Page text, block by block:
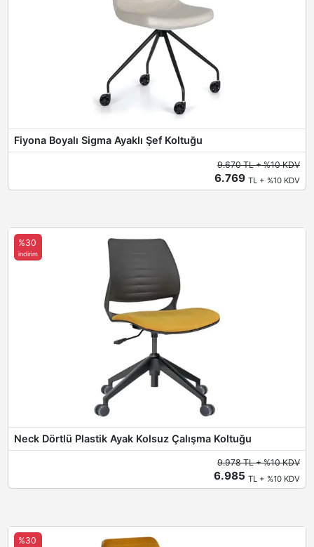
Fiyona Boyalı Sigma Ayaklı Şef Koltuğu
9.670 TL + %10 KDV
6.769TL + %10 KDV
Neck Dörtlü Plastik Ayak Kolsuz Çalışma Koltuğu
%30
indirim
9.978 TL + %10 KDV
6.985TL + %10 KDV
%30